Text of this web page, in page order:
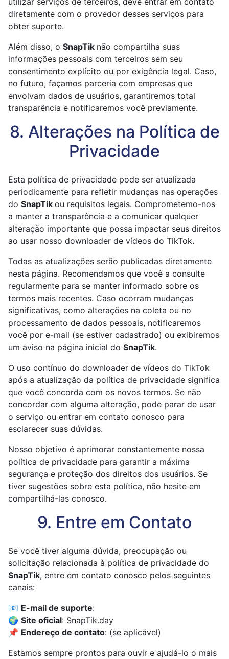
diretamente com o provedor desses serviços para
obter suporte.
Além disso, o SnapTik não compartilha suas
informações pessoais com terceiros sem seu
consentimento explícito ou por exigência legal. Caso,
no futuro, façamos parceria com empresas que
envolvam dados de usuários, garantiremos total
transparência e notificaremos você previamente.
8. Alterações na Política de
Privacidade
Esta política de privacidade pode ser atualizada
periodicamente para refletir mudanças nas operações
do SnapTik ou requisitos legais. Comprometemo-nos
a manter a transparência e a comunicar qualquer
alteração importante que possa impactar seus direitos
ao usar nosso downloader de vídeos do TikTok.
Todas as atualizações serão publicadas diretamente
nesta página. Recomendamos que você a consulte
regularmente para se manter informado sobre os
termos mais recentes. Caso ocorram mudanças
significativas, como alterações na coleta ou no
processamento de dados pessoais, notificaremos
você por e-mail (se estiver cadastrado) ou exibiremos
um aviso na página inicial do SnapTik.
O uso contínuo do downloader de vídeos do TikTok
após a atualização da política de privacidade significa
que você concorda com os novos termos. Se não
concordar com alguma alteração, pode parar de usar
o serviço ou entrar em contato conosco para
esclarecer suas dúvidas.
Nosso objetivo é aprimorar constantemente nossa
política de privacidade para garantir a máxima
segurança e proteção dos direitos dos usuários. Se
tiver sugestões sobre esta política, não hesite em
compartilhá-las conosco.
9. Entre em Contato
Se você tiver alguma dúvida, preocupação ou
solicitação relacionada à política de privacidade do
SnapTik, entre em contato conosco pelos seguintes
canais:
📧 E-mail de suporte:
🌍 Site oficial: SnapTik.day
📌 Endereço de contato: (se aplicável)
Estamos sempre prontos para ouvir e ajudá-lo o mais